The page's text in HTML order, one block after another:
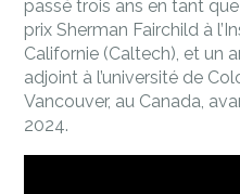
passé trois ans en tant
prix Sherman Fairchild à
Californie (Caltech), et un
adjoint à l’université de
Vancouver, au Canada,
2024.